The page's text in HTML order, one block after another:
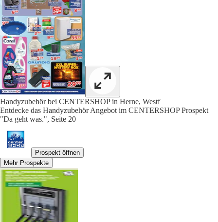
Handyzubehör bei CENTERSHOP in Herne, Westf
Entdecke das Handyzubehör Angebot im CENTERSHOP Prospekt
"Da geht was.", Seite 20
Prospekt öffnen
Mehr Prospekte